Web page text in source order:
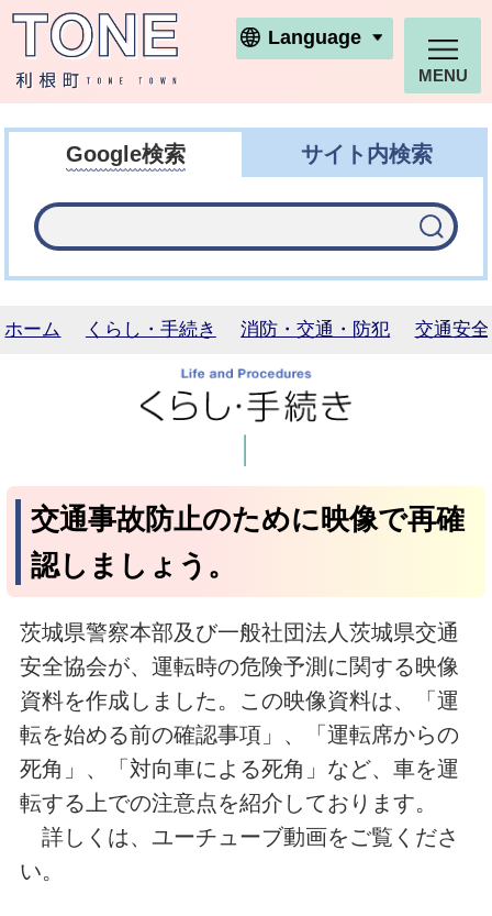
利根町ホームページ
Language
MENU
Google検索 サイト内検索
ホーム くらし・手続き 消防・交通・防犯 交通安全
交通事故防止のために映像で再確
認しましょう。
茨城県警察本部及び一般社団法人茨城県交通
安全協会が、運転時の危険予測に関する映像
資料を作成しました。この映像資料は、「運
転を始める前の確認事項」、「運転席からの
死角」、「対向車による死角」など、車を運
転する上での注意点を紹介しております。
詳しくは、ユーチューブ動画をご覧くださ
い。